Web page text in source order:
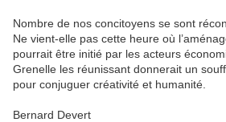
Nombre de nos concitoyens se sont
Ne vient-elle pas cette heure où
pourrait être initié par les acteurs
Grenelle les réunissant donnerait un
pour conjuguer créativité et humanité.
Bernard Devert